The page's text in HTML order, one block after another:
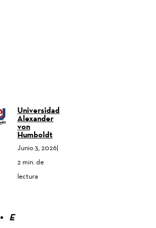
Universidad
Alexander
von
Humboldt
Junio 3, 2026|
2 min. de
lectura
E